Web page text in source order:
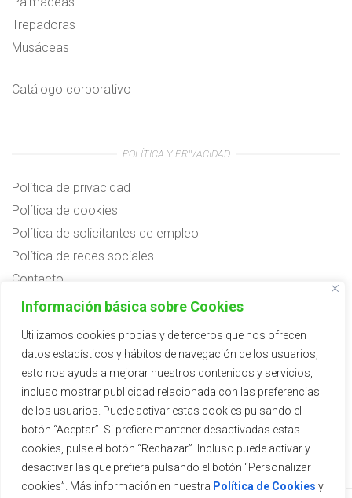
Información básica sobre Cookies
Utilizamos cookies propias y de terceros que nos ofrecen
datos estadísticos y hábitos de navegación de los usuarios;
esto nos ayuda a mejorar nuestros contenidos y servicios,
incluso mostrar publicidad relacionada con las preferencias
de los usuarios. Puede activar estas cookies pulsando el
botón “Aceptar”. Si prefiere mantener desactivadas estas
cookies, pulse el botón “Rechazar”. Incluso puede activar y
desactivar las que prefiera pulsando el botón “Personalizar
cookies”. Más información en nuestra Política de Cookies y
Trepadoras
Musáceas
Catálogo corporativo
POLÍTICA Y PRIVACIDAD
Política de privacidad
Política de cookies
Política de solicitantes de empleo
Política de redes sociales
Contacto
Preguntas frecuentes
Subvenciones